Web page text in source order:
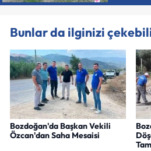
Bunlar da ilginizi
Bozdoğan'da Başkan Vekili
Özcan'dan Saha Mesaisi